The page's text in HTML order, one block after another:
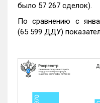
было 57 267 сделок).
По сравнению с
(65 599 ДДУ)